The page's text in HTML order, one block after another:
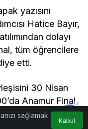
yazısını
Hatice Bayır,
dolayı
tüm öğrencilere
etti.
30 Nisan
Anamur Final
duyurdu.
sağlamak
Kabul